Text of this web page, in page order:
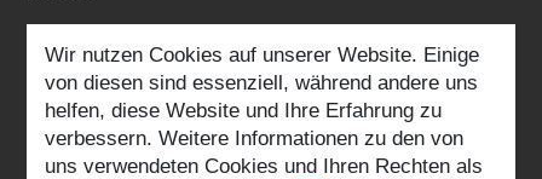
Folgen Sie uns:
Wir nutzen Cookies auf unserer Website. Einige
von diesen sind essenziell, während andere uns
helfen, diese Website und Ihre Erfahrung zu
verbessern. Weitere Informationen zu den von
uns verwendeten Cookies und Ihren Rechten als